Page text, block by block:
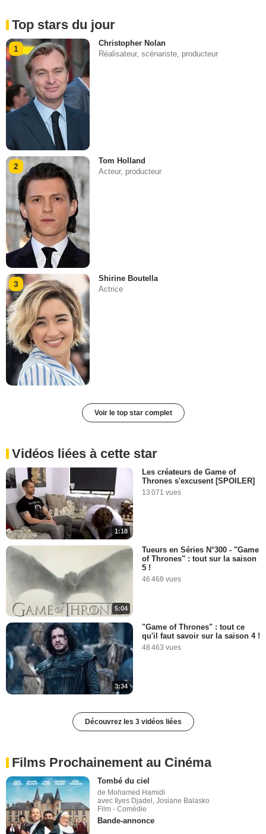
Top stars du jour
1
Christopher Nolan
Réalisateur, scénariste, producteur
2
Tom Holland
Acteur, producteur
3
Shirine Boutella
Actrice
Voir le top star complet
Vidéos liées à cette star
1:18
Les créateurs de Game of
Thrones s'excusent [SPOILER]
13 071 vues
5:04
Tueurs en Séries N°300 - "Game
of Thrones" : tout sur la saison
5 !
46 468 vues
3:34
"Game of Thrones" : tout ce
qu'il faut savoir sur la saison 4 !
48 463 vues
Découvrez les 3 vidéos liées
Films Prochainement au Cinéma
Tombé du ciel
de Mohamed Hamidi
avec Ilyes Djadel, Josiane Balasko
Film - Comédie
Bande-annonce